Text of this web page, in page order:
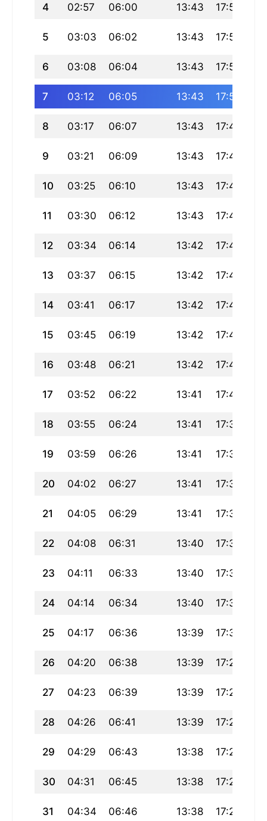
4 02:57 06:00 13:43 17:53
5 03:03 06:02 13:43 17:52
6 03:08 06:04 13:43 17:51
7 03:12 06:05 13:43 17:50
8 03:17 06:07 13:43 17:49
9 03:21 06:09 13:43 17:48
10 03:25 06:10 13:43 17:47
11 03:30 06:12 13:43 17:46
12 03:34 06:14 13:42 17:45
13 03:37 06:15 13:42 17:44
14 03:41 06:17 13:42 17:43
15 03:45 06:19 13:42 17:42
16 03:48 06:21 13:42 17:41
17 03:52 06:22 13:41 17:40
18 03:55 06:24 13:41 17:39
19 03:59 06:26 13:41 17:38
20 04:02 06:27 13:41 17:36
21 04:05 06:29 13:41 17:35
22 04:08 06:31 13:40 17:34
23 04:11 06:33 13:40 17:33
24 04:14 06:34 13:40 17:31
25 04:17 06:36 13:39 17:30
26 04:20 06:38 13:39 17:29
27 04:23 06:39 13:39 17:27
28 04:26 06:41 13:39 17:26
29 04:29 06:43 13:38 17:25
30 04:31 06:45 13:38 17:23
31 04:34 06:46 13:38 17:22